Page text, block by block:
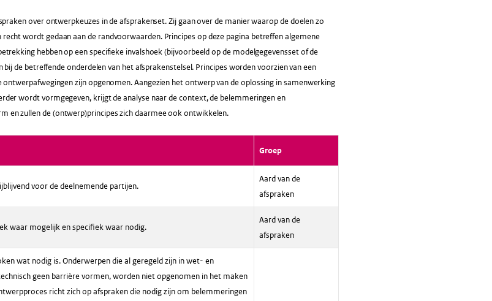
over ontwerpkeuzes in de afsprakenset. Zij gaan over de manier waarop de doelen zo
wordt gedaan aan de randvoorwaarden. Principes op deze pagina betreffen algemene
hebben op een specifieke invalshoek (bijvoorbeeld op de modelgegevensset of de
bij de betreffende onderdelen van het afsprakenstelsel. Principes worden voorzien van een
zijn opgenomen. Aangezien het ontwerp van de oplossing in samenwerking
wordt vormgegeven, krijgt de analyse naar de context, de belemmeringen en
en zullen de (ontwerp)principes zich daarmee ook ontwikkelen.
Groep
voor de deelnemende partijen.
Aard van de
afspraken
waar mogelijk en specifiek waar nodig.
Aard van de
afspraken
wat nodig is. Onderwerpen die al geregeld zijn in wet- en
geen barrière vormen, worden niet opgenomen in het maken
richt zich op afspraken die nodig zijn om belemmeringen